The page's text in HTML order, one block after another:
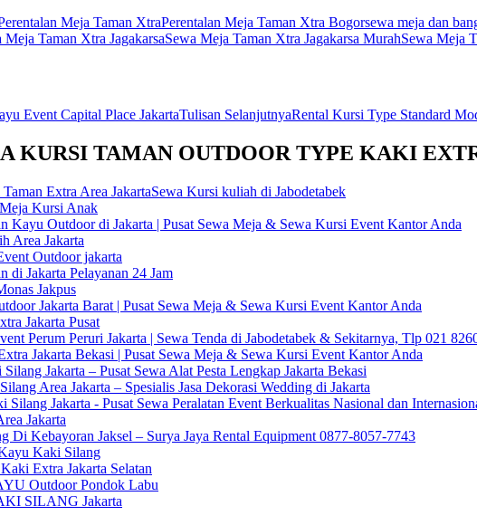
Meja Taman XtraPerentalan Meja Taman Xtra Bogorsewa meja dan
Meja Taman Xtra JagakarsaSewa Meja Taman Xtra Jagakarsa MurahSewa Meja
Event Capital Place JakartaTulisan SelanjutnyaRental Kursi Type Standard
KURSI TAMAN OUTDOOR TYPE KAKI
Extra Area JakartaSewa Kursi kuliah di Jabodetabek
Kursi Anak
Kayu Outdoor di Jakarta | Pusat Sewa Meja & Sewa Kursi Event Kantor Anda
Area Jakarta
Outdoor jakarta
di Jakarta Pelayanan 24 Jam
Jakpus
Jakarta Barat | Pusat Sewa Meja & Sewa Kursi Event Kantor Anda
Jakarta Pusat
Perum Peruri Jakarta | Sewa Tenda di Jabodetabek & Sekitarnya, Tlp 021
Jakarta Bekasi | Pusat Sewa Meja & Sewa Kursi Event Kantor Anda
Jakarta – Pusat Sewa Alat Pesta Lengkap Jakarta Bekasi
Area Jakarta – Spesialis Jasa Dekorasi Wedding di Jakarta
Silang Jakarta - Pusat Sewa Peralatan Event Berkualitas Nasional dan
Jakarta
Di Kebayoran Jaksel – Surya Jaya Rental Equipment 0877-8057-7743
Kaki Silang
Extra Jakarta Selatan
Outdoor Pondok Labu
SILANG Jakarta